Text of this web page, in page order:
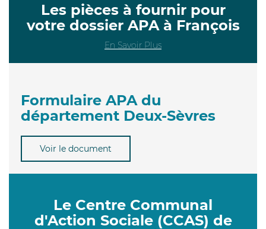
Les pièces à fournir pour
votre dossier APA à François
En Savoir Plus
Formulaire APA du
département Deux-Sèvres
Voir le document
Le Centre Communal
d'Action Sociale (CCAS) de